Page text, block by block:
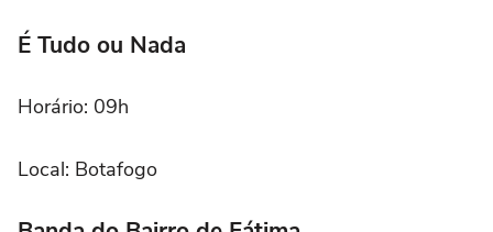
É Tudo ou Nada
Horário: 09h
Local: Botafogo